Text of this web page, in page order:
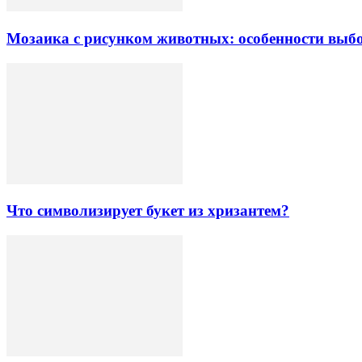
Мозаика с рисунком животных: особенности
Что символизирует букет из хризантем?